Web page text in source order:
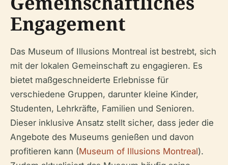
Engagement
Das Museum of Illusions Montreal ist bestrebt, sich
mit der lokalen Gemeinschaft zu engagieren. Es
bietet maßgeschneiderte Erlebnisse für
verschiedene Gruppen, darunter kleine Kinder,
Studenten, Lehrkräfte, Familien und Senioren.
Dieser inklusive Ansatz stellt sicher, dass jeder die
Angebote des Museums genießen und davon
profitieren kann (Museum of Illusions Montreal).